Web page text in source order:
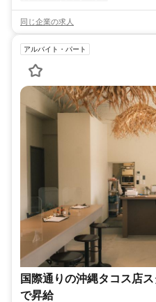
同じ企業の求人
アルバイト・パート
国際通りの沖縄タコス店
で昇給